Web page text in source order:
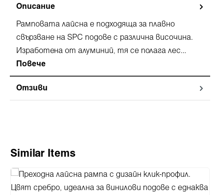
Описание
Рамповата лайсна e подходяща за плавно
свързване на SPC подове с различна височина.
Изработена от алуминий, тя се полага лес…
Повече
Отзиви
Пропуснете продуктовата галерия
Similar Items